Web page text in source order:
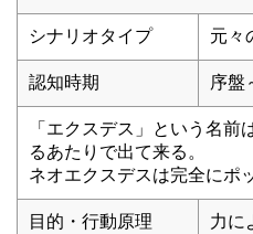
シナリオタイプ 元々
認知時期 序盤
「エクスデス」という名前
るあたりで出て来る。
ネオエクスデスは完全にポ
目的・行動原理
力に